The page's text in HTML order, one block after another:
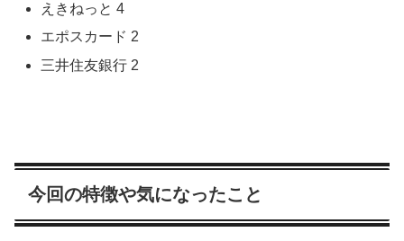
えきねっと 4
エポスカード 2
三井住友銀行 2
今回の特徴や気になったこと